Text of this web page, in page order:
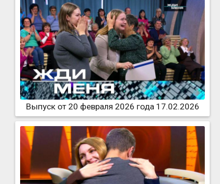
Выпуск от 20 февраля 2026 года 17.02.2026